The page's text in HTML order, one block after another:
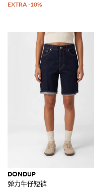
DONDUP
弹力牛仔短裤